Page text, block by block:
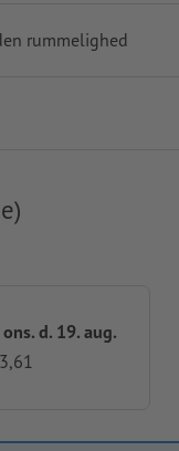
rummelighed
d. 19. aug.